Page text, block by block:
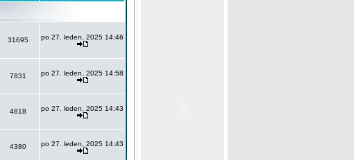
31695 po 27. leden, 2025 14:46
7831 po 27. leden, 2025 14:58
4818 po 27. leden, 2025 14:43
4380 po 27. leden, 2025 14:43